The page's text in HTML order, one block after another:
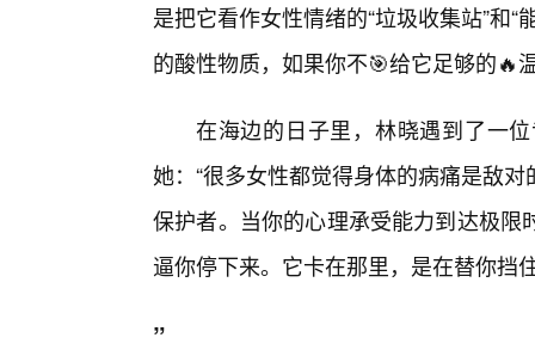
是把它看作女性情绪的“垃圾收集站”和
的酸性物质，如果你不🎯给它足够的🔥
在海边的日子里，林晓遇到了一
她：“很多女性都觉得身体的病痛是敌
保护者。当你的心理承受能力到达极
逼你停下来。它卡在那里，是在替你挡
”